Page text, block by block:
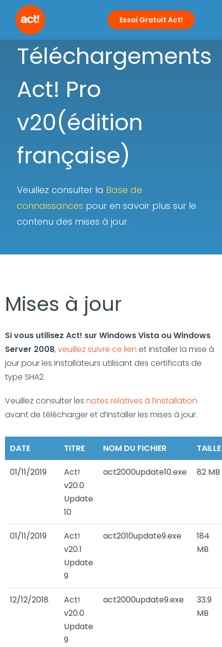
Essai Gratuit Act!
Téléchargements
Act! Pro
v20(édition
française)
Veuillez consulter la Base de
connaissances pour en savoir plus sur le
contenu des mises à jour.
Mises à jour
Si vous utilisez Act! sur Windows Vista ou Windows
Server 2008, veuillez suivre ce lien et installer la mise à
jour pour les installateurs utilisant des certificats de
type SHA2.
Veuillez consulter les notes relatives à l’installation
avant de télécharger et d’installer les mises à jour.
DATE TITRE NOM DU FICHIER TAILLE
01/11/2019
Act!
v20.0
Update
10
act2000update10.exe 82 MB
01/11/2019
Act!
v20.1
Update
9
act2010update9.exe
184
MB
12/12/2018
Act!
v20.0
Update
9
act2000update9.exe
33.9
MB